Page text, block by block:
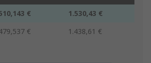
€
1.530,43 €
€ 1.438,61 €